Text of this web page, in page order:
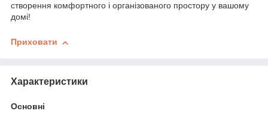
створення комфортного і організованого простору у вашому
домі!
Приховати
Характеристики
Основні